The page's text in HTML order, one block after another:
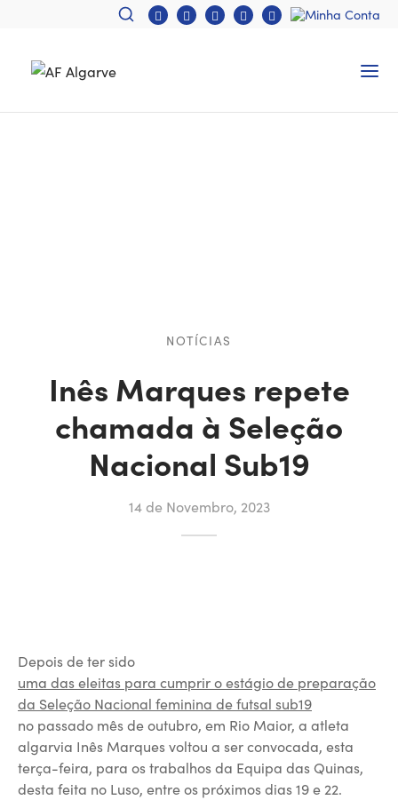
NOTÍCIAS
Inês Marques repete
chamada à Seleção
Nacional Sub19
14 de Novembro, 2023
Depois de ter sido
uma das eleitas para cumprir o estágio de preparação
da Seleção Nacional feminina de futsal sub19
no passado mês de outubro, em Rio Maior, a atleta
algarvia Inês Marques voltou a ser convocada, esta
terça-feira, para os trabalhos da Equipa das Quinas,
desta feita no Luso, entre os próximos dias 19 e 22.